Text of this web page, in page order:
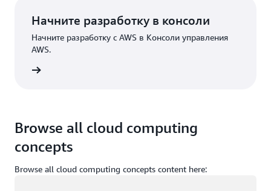
Начните разработку в консоли
Начните разработку с AWS в Консоли управления
AWS.
Browse all cloud computing
concepts
Browse all cloud computing concepts content here: